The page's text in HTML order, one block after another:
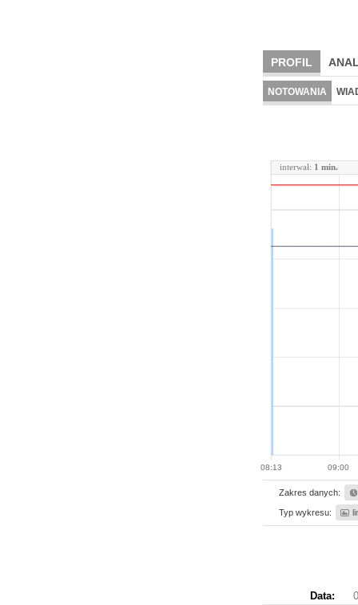
PROFIL
NOTOWANIA
08:13 09:00
interwał: 1 min.
Zakres danych:
Typ wykresu:
Data: